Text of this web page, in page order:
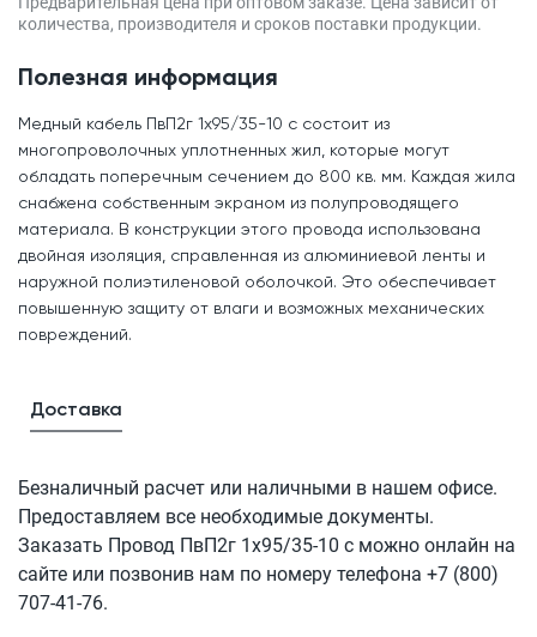
количества, производителя и сроков поставки продукции.
Полезная информация
Медный кабель ПвП2г 1x95/35-10 с состоит из
многопроволочных уплотненных жил, которые могут
обладать поперечным сечением до 800 кв. мм. Каждая жила
снабжена собственным экраном из полупроводящего
материала. В конструкции этого провода использована
двойная изоляция, справленная из алюминиевой ленты и
наружной полиэтиленовой оболочкой. Это обеспечивает
повышенную защиту от влаги и возможных механических
повреждений.
Доставка
Безналичный расчет или наличными в нашем офисе.
Предоставляем все необходимые документы.
Заказать Провод ПвП2г 1x95/35-10 с можно онлайн на
сайте или позвонив нам по номеру телефона +7 (800)
707-41-76.